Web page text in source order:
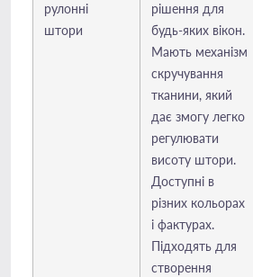
рулонні
штори
рішення для
будь-яких вікон.
Мають механізм
скручування
тканини, який
дає змогу легко
регулювати
висоту штори.
Доступні в
різних кольорах
і фактурах.
Підходять для
створення